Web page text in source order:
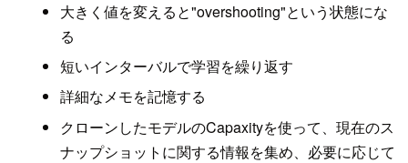
大きく値を変えると"overshooting"という状態にな
る
短いインターバルで学習を繰り返す
詳細なメモを記憶する
クローンしたモデルのCapaxityを使って、現在のス
ナップショットに関する情報を集め、必要に応じて